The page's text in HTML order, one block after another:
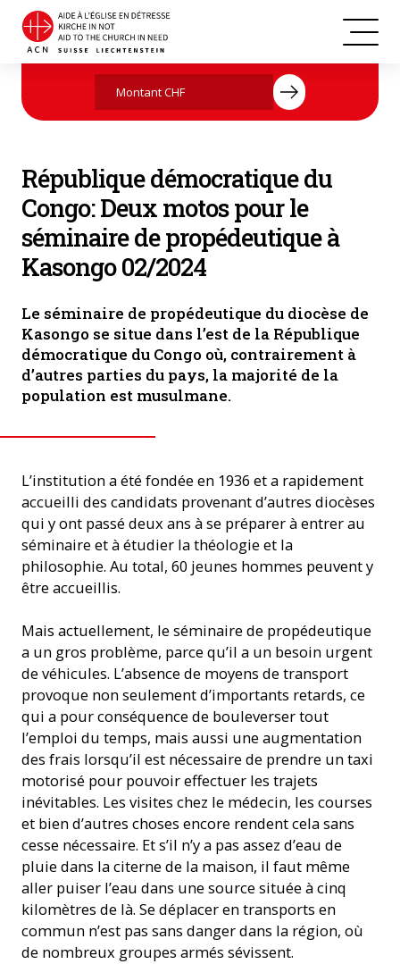
République démocratique du Congo
Agissez maintenant par votre don
République démocratique du
Congo: Deux motos pour le
séminaire de propédeutique à
Kasongo 02/2024
Le séminaire de propédeutique du diocèse de
Kasongo se situe dans l’est de la République
démocratique du Congo où, contrairement à
d’autres parties du pays, la majorité de la
population est musulmane.
L’institution a été fondée en 1936 et a rapidement
accueilli des candidats provenant d’autres diocèses
qui y ont passé deux ans à se préparer à entrer au
séminaire et à étudier la théologie et la
philosophie. Au total, 60 jeunes hommes peuvent y
être accueillis.
Mais actuellement, le séminaire de propédeutique
a un gros problème, parce qu’il a un besoin urgent
de véhicules. L’absence de moyens de transport
provoque non seulement d’importants retards, ce
qui a pour conséquence de bouleverser tout
l’emploi du temps, mais aussi une augmentation
des frais lorsqu’il est nécessaire de prendre un taxi
motorisé pour pouvoir effectuer les trajets
inévitables. Les visites chez le médecin, les courses
et bien d’autres choses encore rendent cela sans
cesse nécessaire. Et s’il n’y a pas assez d’eau de
pluie dans la citerne de la maison, il faut même
aller puiser l’eau dans une source située à cinq
kilomètres de là. Se déplacer en transports en
commun n’est pas sans danger dans la région, où
de nombreux groupes armés sévissent.